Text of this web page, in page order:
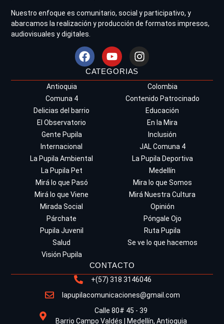
Nuestro enfoque es comunitario, social y participativo, y
abarcamos la realización y producción de formatos impresos,
audiovisuales y digitales.
CATEGORIAS
Antioquia
Colombia
Comuna 4
Contenido Patrocinado
Delicias del barrio
Educación
El Observatorio
En la Mira
Gente Pupila
Inclusión
Internacional
JAL Comuna 4
La Pupila Ambiental
La Pupila Deportiva
La Pupila Pet
Medellín
Mirá lo que Pasó
Mira lo que Somos
Mirá lo que Viene
Mirá Nuestra Cultura
Mirada Social
Opinión
Párchate
Póngale Ojo
Pupila Juvenil
Ruta Pupila
Salud
Se ve lo que hacemos
Visión Pupila
CONTACTO
+(57) 318 3146046
lapupilacomunicaciones@gmail.com
Calle 80# 45 - 39
Barrio Campo Valdés | Medellín, Antioquia